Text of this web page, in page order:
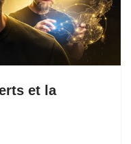
et la